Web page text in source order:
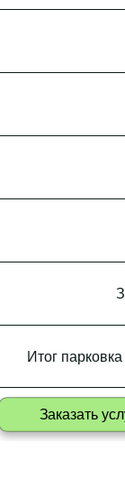
Итог
Заказать